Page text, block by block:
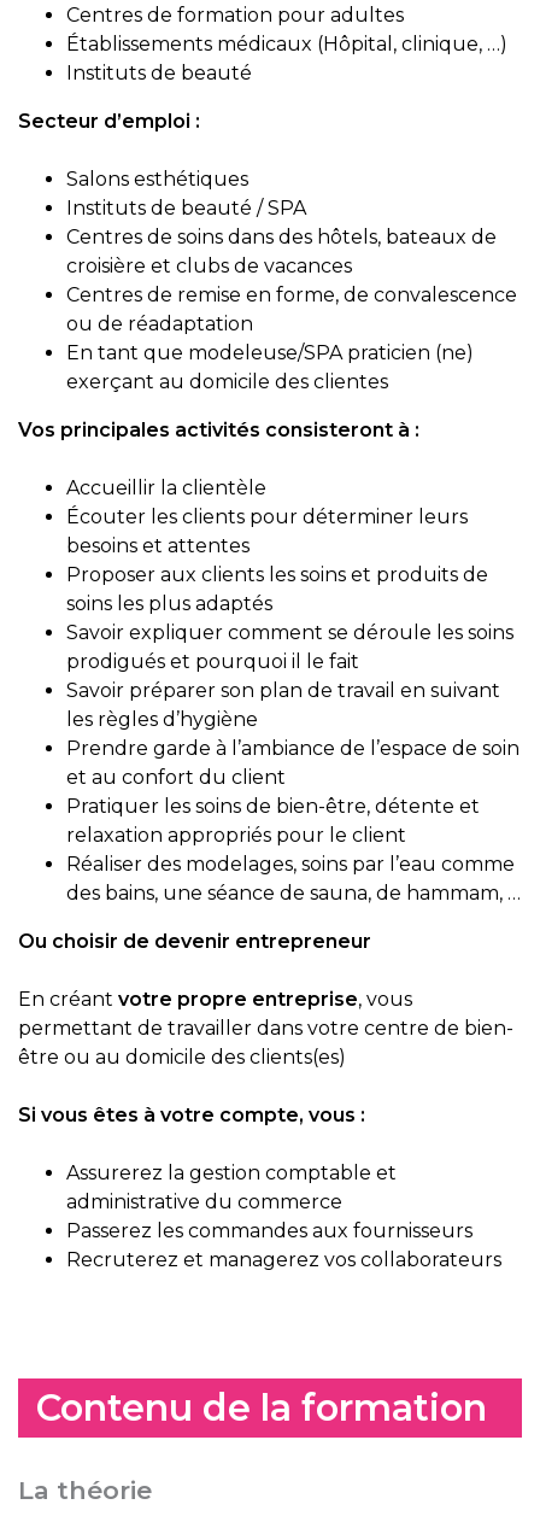
Centres de formation pour adultes
Établissements médicaux (Hôpital, clinique, …)
Instituts de beauté
Secteur d’emploi :
Salons esthétiques
Instituts de beauté / SPA
Centres de soins dans des hôtels, bateaux de
croisière et clubs de vacances
Centres de remise en forme, de convalescence
ou de réadaptation
En tant que modeleuse/SPA praticien (ne)
exerçant au domicile des clientes
Vos principales activités consisteront à :
Accueillir la clientèle
Écouter les clients pour déterminer leurs
besoins et attentes
Proposer aux clients les soins et produits de
soins les plus adaptés
Savoir expliquer comment se déroule les soins
prodigués et pourquoi il le fait
Savoir préparer son plan de travail en suivant
les règles d’hygiène
Prendre garde à l’ambiance de l’espace de soin
et au confort du client
Pratiquer les soins de bien-être, détente et
relaxation appropriés pour le client
Réaliser des modelages, soins par l’eau comme
des bains, une séance de sauna, de hammam, …
Ou choisir de devenir entrepreneur
En créant votre propre entreprise, vous
permettant de travailler dans votre centre de bien-
être ou au domicile des clients(es)
Si vous êtes à votre compte, vous :
Assurerez la gestion comptable et
administrative du commerce
Passerez les commandes aux fournisseurs
Recruterez et managerez vos collaborateurs
Contenu de la formation
La théorie